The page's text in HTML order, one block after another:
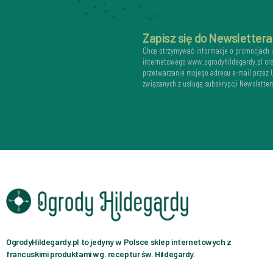
Zapisz się do Newslettera
Chcę otrzymywać informacje o promocjach
internetowego www.ogrodyhildegardy.pl
przetwarzanie mojego adresu e-mail przez
związanych z usługą subskrypcji
OgrodyHildegardy.pl to jedyny w Polsce sklep internetowych z
francuskimi produktami wg. receptur św. Hildegardy.